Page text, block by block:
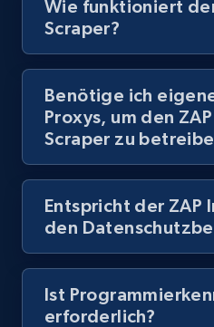
8.1K+
Youtube - Videos posts
by Explore page URL
URL, Title, Youtuber,
Video length, Likes, Views,
Wie funktioniert
Scraper?
Benötige ich
Proxys, um den
Scraper zu
Entspricht der ZAP
den
Ist
erforderlich?